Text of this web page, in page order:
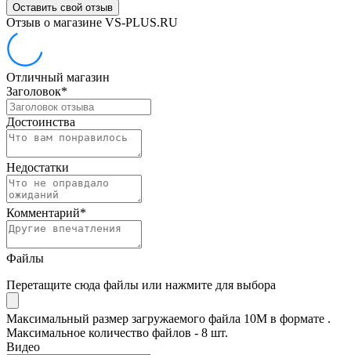
Оставить свой отзыв
Отзыв о магазине VS-PLUS.RU
Отличный магазин
Заголовок*
Достоинства
Недостатки
Комментарий*
Файлы
Перетащите сюда файлы или нажмите для выбора
Максимальный размер загружаемого файла 10M в формате .
Максимальное количество файлов - 8 шт.
Видео